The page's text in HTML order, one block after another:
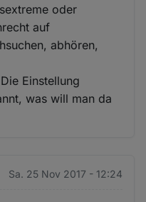
oder
auf
abhören,
Einstellung
was will man da
Sa. 25 Nov 2017 - 12:24